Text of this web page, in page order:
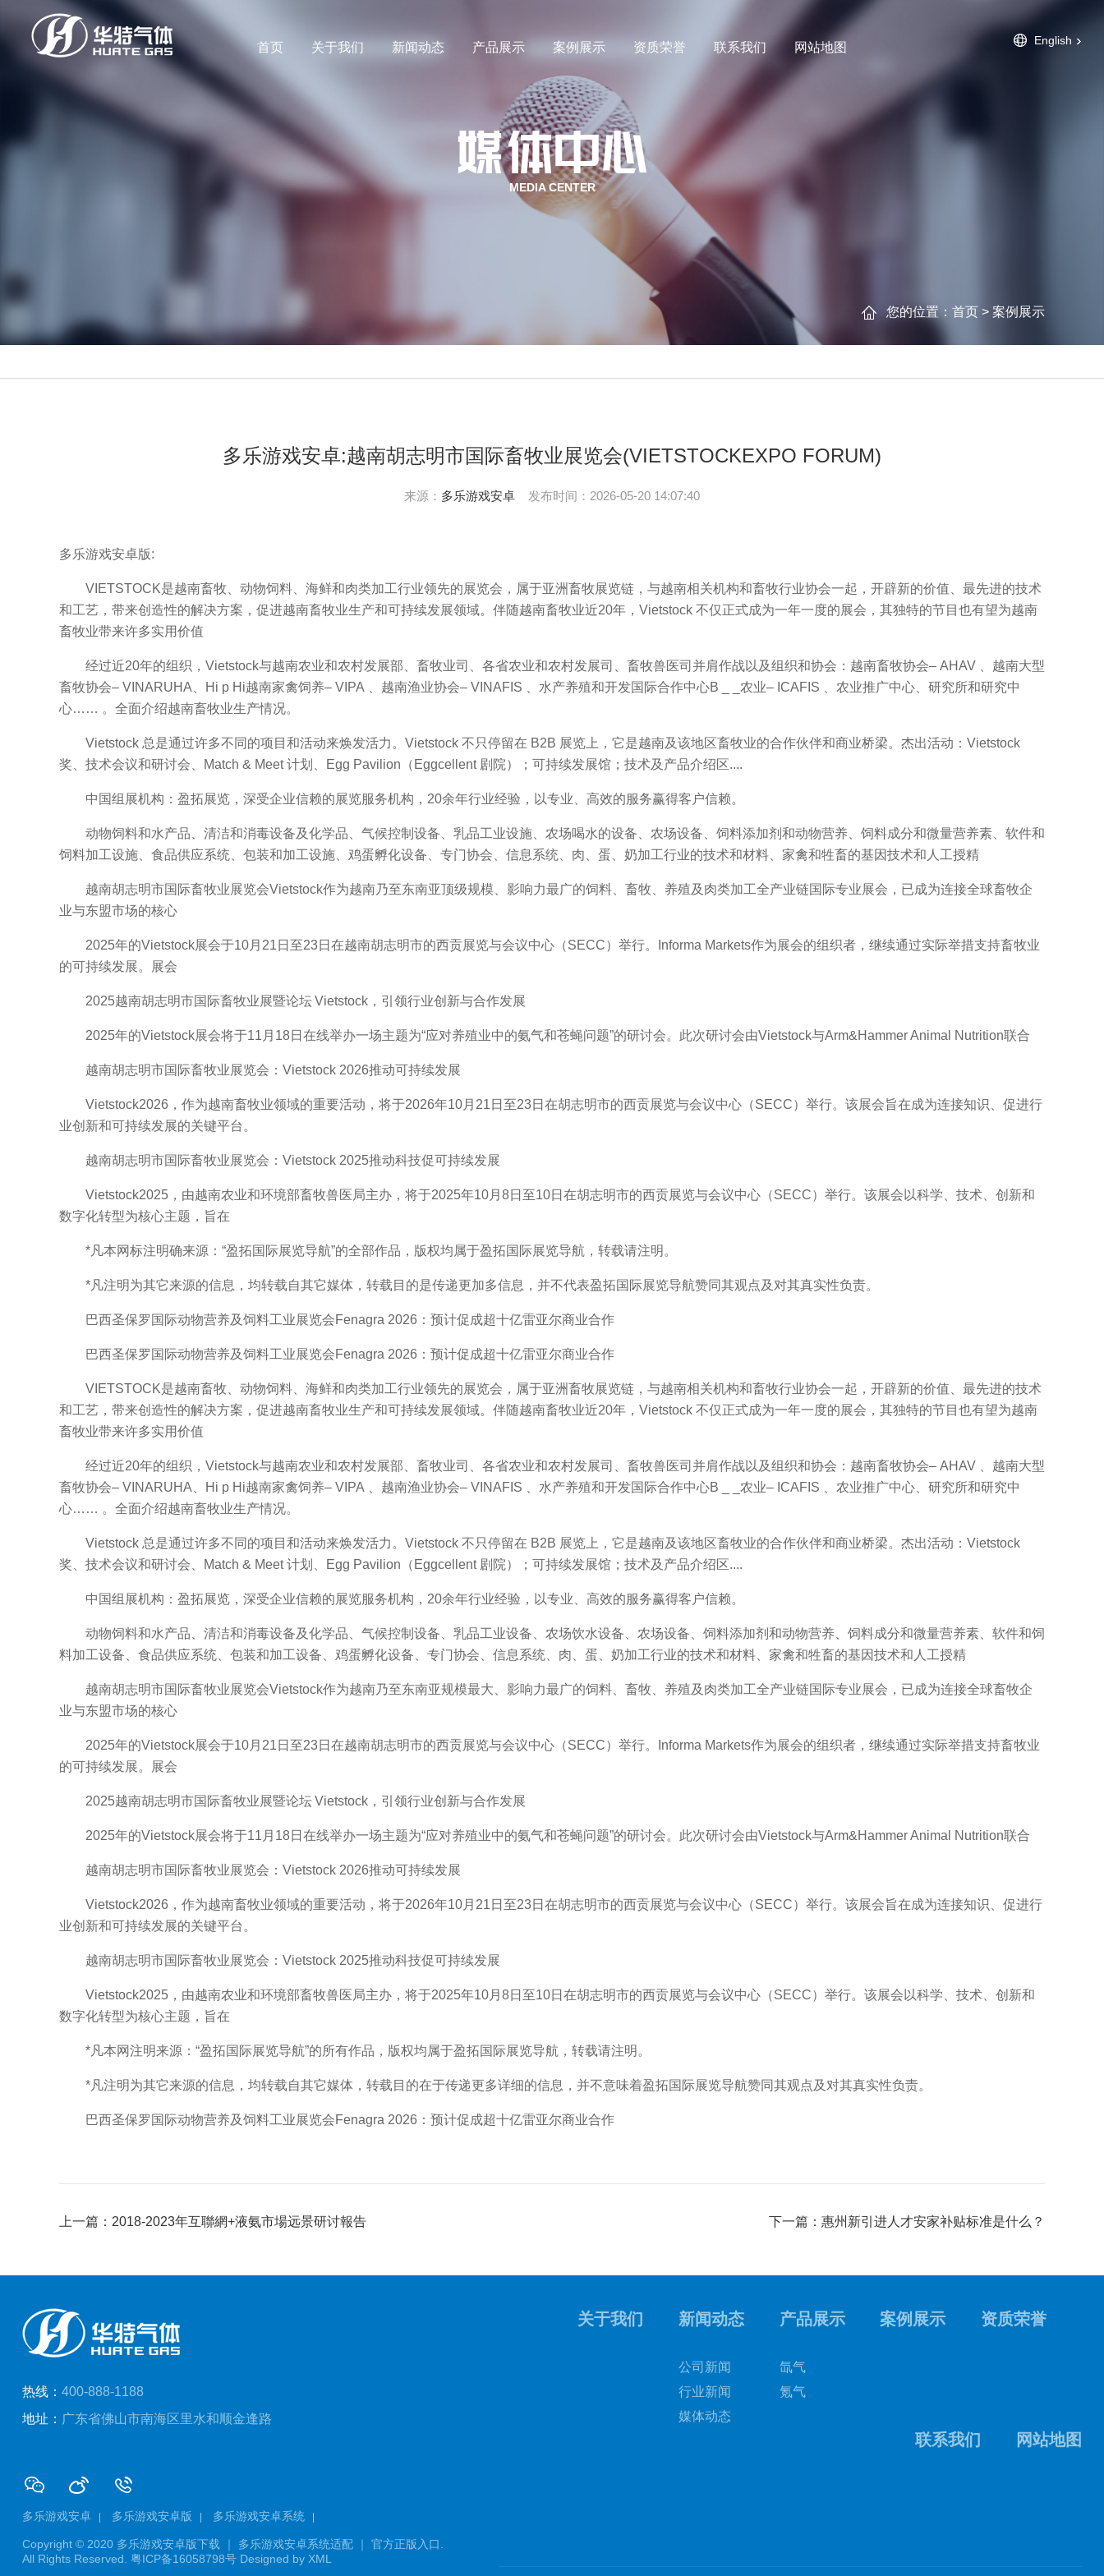
English
首页 关于我们 新闻动态
媒体动态
产品展示 案例展示 资质荣誉 联系我们 网站地图
MEDIA CENTER
您的位置： 首页 > 案例展示
多乐游戏安卓:越南胡志明市国际畜牧业展览会(VIETSTOCKEXPO FORUM)
来源： 多乐游戏安卓 发布时间：2026-05-20 14:07:40
多乐游戏安卓版:
VIETSTOCK是越南畜牧、动物饲料、海鲜和肉类加工行业领先的展览会，属于亚洲畜牧展览链，与越南相关机构和畜牧行业协会一起，开辟新的价值、最先进的技术
和工艺，带来创造性的解决方案，促进越南畜牧业生产和可持续发展领域。伴随越南畜牧业近20年，Vietstock 不仅正式成为一年一度的展会，其独特的节目也有望为越南
畜牧业带来许多实用价值
经过近20年的组织，Vietstock与越南农业和农村发展部、畜牧业司、各省农业和农村发展司、畜牧兽医司并肩作战以及组织和协会：越南畜牧协会– AHAV 、越南大型
畜牧协会– VINARUHA、Hi p Hi越南家禽饲养– VIPA 、越南渔业协会– VINAFIS 、水产养殖和开发国际合作中心B _ _农业– ICAFIS 、农业推广中心、研究所和研究中
心…… 。全面介绍越南畜牧业生产情况。
Vietstock 总是通过许多不同的项目和活动来焕发活力。Vietstock 不只停留在 B2B 展览上，它是越南及该地区畜牧业的合作伙伴和商业桥梁。杰出活动：Vietstock
奖、技术会议和研讨会、Match & Meet 计划、Egg Pavilion（Eggcellent 剧院）；可持续发展馆；技术及产品介绍区....
中国组展机构：盈拓展览，深受企业信赖的展览服务机构，20余年行业经验，以专业、高效的服务赢得客户信赖。
动物饲料和水产品、清洁和消毒设备及化学品、气候控制设备、乳品工业设施、农场喝水的设备、农场设备、饲料添加剂和动物营养、饲料成分和微量营养素、软件和
饲料加工设施、食品供应系统、包装和加工设施、鸡蛋孵化设备、专门协会、信息系统、肉、蛋、奶加工行业的技术和材料、家禽和牲畜的基因技术和人工授精
越南胡志明市国际畜牧业展览会Vietstock作为越南乃至东南亚顶级规模、影响力最广的饲料、畜牧、养殖及肉类加工全产业链国际专业展会，已成为连接全球畜牧企
业与东盟市场的核心
2025年的Vietstock展会于10月21日至23日在越南胡志明市的西贡展览与会议中心（SECC）举行。Informa Markets作为展会的组织者，继续通过实际举措支持畜牧业
的可持续发展。展会
2025越南胡志明市国际畜牧业展暨论坛 Vietstock，引领行业创新与合作发展
2025年的Vietstock展会将于11月18日在线举办一场主题为“应对养殖业中的氨气和苍蝇问题”的研讨会。此次研讨会由Vietstock与Arm&Hammer Animal Nutrition联合
越南胡志明市国际畜牧业展览会：Vietstock 2026推动可持续发展
Vietstock2026，作为越南畜牧业领域的重要活动，将于2026年10月21日至23日在胡志明市的西贡展览与会议中心（SECC）举行。该展会旨在成为连接知识、促进行
业创新和可持续发展的关键平台。
越南胡志明市国际畜牧业展览会：Vietstock 2025推动科技促可持续发展
Vietstock2025，由越南农业和环境部畜牧兽医局主办，将于2025年10月8日至10日在胡志明市的西贡展览与会议中心（SECC）举行。该展会以科学、技术、创新和
数字化转型为核心主题，旨在
*凡本网标注明确来源：“盈拓国际展览导航”的全部作品，版权均属于盈拓国际展览导航，转载请注明。
*凡注明为其它来源的信息，均转载自其它媒体，转载目的是传递更加多信息，并不代表盈拓国际展览导航赞同其观点及对其真实性负责。
巴西圣保罗国际动物营养及饲料工业展览会Fenagra 2026：预计促成超十亿雷亚尔商业合作
巴西圣保罗国际动物营养及饲料工业展览会Fenagra 2026：预计促成超十亿雷亚尔商业合作
VIETSTOCK是越南畜牧、动物饲料、海鲜和肉类加工行业领先的展览会，属于亚洲畜牧展览链，与越南相关机构和畜牧行业协会一起，开辟新的价值、最先进的技术
和工艺，带来创造性的解决方案，促进越南畜牧业生产和可持续发展领域。伴随越南畜牧业近20年，Vietstock 不仅正式成为一年一度的展会，其独特的节目也有望为越南
畜牧业带来许多实用价值
经过近20年的组织，Vietstock与越南农业和农村发展部、畜牧业司、各省农业和农村发展司、畜牧兽医司并肩作战以及组织和协会：越南畜牧协会– AHAV 、越南大型
畜牧协会– VINARUHA、Hi p Hi越南家禽饲养– VIPA 、越南渔业协会– VINAFIS 、水产养殖和开发国际合作中心B _ _农业– ICAFIS 、农业推广中心、研究所和研究中
心…… 。全面介绍越南畜牧业生产情况。
Vietstock 总是通过许多不同的项目和活动来焕发活力。Vietstock 不只停留在 B2B 展览上，它是越南及该地区畜牧业的合作伙伴和商业桥梁。杰出活动：Vietstock
奖、技术会议和研讨会、Match & Meet 计划、Egg Pavilion（Eggcellent 剧院）；可持续发展馆；技术及产品介绍区....
中国组展机构：盈拓展览，深受企业信赖的展览服务机构，20余年行业经验，以专业、高效的服务赢得客户信赖。
动物饲料和水产品、清洁和消毒设备及化学品、气候控制设备、乳品工业设备、农场饮水设备、农场设备、饲料添加剂和动物营养、饲料成分和微量营养素、软件和饲
料加工设备、食品供应系统、包装和加工设备、鸡蛋孵化设备、专门协会、信息系统、肉、蛋、奶加工行业的技术和材料、家禽和牲畜的基因技术和人工授精
越南胡志明市国际畜牧业展览会Vietstock作为越南乃至东南亚规模最大、影响力最广的饲料、畜牧、养殖及肉类加工全产业链国际专业展会，已成为连接全球畜牧企
业与东盟市场的核心
2025年的Vietstock展会于10月21日至23日在越南胡志明市的西贡展览与会议中心（SECC）举行。Informa Markets作为展会的组织者，继续通过实际举措支持畜牧业
的可持续发展。展会
2025越南胡志明市国际畜牧业展暨论坛 Vietstock，引领行业创新与合作发展
2025年的Vietstock展会将于11月18日在线举办一场主题为“应对养殖业中的氨气和苍蝇问题”的研讨会。此次研讨会由Vietstock与Arm&Hammer Animal Nutrition联合
越南胡志明市国际畜牧业展览会：Vietstock 2026推动可持续发展
Vietstock2026，作为越南畜牧业领域的重要活动，将于2026年10月21日至23日在胡志明市的西贡展览与会议中心（SECC）举行。该展会旨在成为连接知识、促进行
业创新和可持续发展的关键平台。
越南胡志明市国际畜牧业展览会：Vietstock 2025推动科技促可持续发展
Vietstock2025，由越南农业和环境部畜牧兽医局主办，将于2025年10月8日至10日在胡志明市的西贡展览与会议中心（SECC）举行。该展会以科学、技术、创新和
数字化转型为核心主题，旨在
*凡本网注明来源：“盈拓国际展览导航”的所有作品，版权均属于盈拓国际展览导航，转载请注明。
*凡注明为其它来源的信息，均转载自其它媒体，转载目的在于传递更多详细的信息，并不意味着盈拓国际展览导航赞同其观点及对其真实性负责。
巴西圣保罗国际动物营养及饲料工业展览会Fenagra 2026：预计促成超十亿雷亚尔商业合作
上一篇：2018-2023年互聯網+液氨市場远景研讨報告 下一篇：惠州新引进人才安家补贴标准是什么？
关于我们 新闻动态
公司新闻
行业新闻
媒体动态
产品展示
氙气
氪气
案例展示 资质荣誉
联系我们 网站地图
热线： 400-888-1188
地址： 广东省佛山市南海区里水和顺金逢路
多乐游戏安卓 多乐游戏安卓版 多乐游戏安卓系统
Copyright © 2020 多乐游戏安卓版下载 ｜ 多乐游戏安卓系统适配 ｜ 官方正版入口
All Rights Reserved. 粤ICP备16058798号Designed by XML